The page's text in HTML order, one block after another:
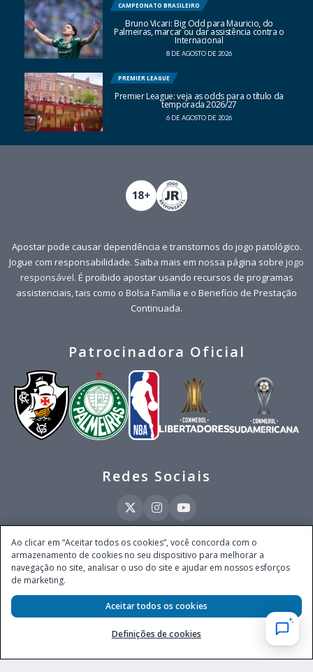
CAMPEONATO BRASILEIRO
Bruno Vicari: Big Odd para Mauricio, do
Palmeiras, marcar ou dar assistência contra o
Internacional
8 DE AGOSTO DE 2026
PREMIER LEAGUE
Premier League: veja as odds para o título da
temporada 2026/27
6 DE AGOSTO DE 2026
Apostar pode causar dependência e transtornos do jogo patológico.
Jogue com responsabilidade. Saiba mais em nossa página sobre jogo
responsável. É proibido apostar usando recursos de programas
assistenciais, tais como o Bolsa Família e o Benefício de Prestação
Continuada.
Patrocinadora Oficial
Redes Sociais
Este site é operado pela Ventmear Brasil LTDA (CNPJ 52.868.380/0001-84), com
endereço na Avenida Brigadeiro Faria Lima, nº 4.055, 3º andar, Itaim Bibi, no
Município de São Paulo, Estado de São Paulo, CEP 04538-133, Brasil - empresa
Secretaria de Prêmios e Apostas do Ministério da Fazenda, conforme Portaria nº
247, de 07.02.2025, publicada no DOU em 11.2.2025.
Ao clicar em “Aceitar todos os cookies”, você concorda com o
armazenamento de cookies no seu dispositivo para melhorar a
navegação no site, analisar o uso do site e ajudar em nossos esforços
de marketing.
Definições de cookies
Aceitar todos os cookies